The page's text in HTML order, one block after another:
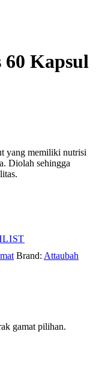
Kapsul
yang memiliki nutrisi
Diolah sehingga
Brand: Attaubah
gamat pilihan.